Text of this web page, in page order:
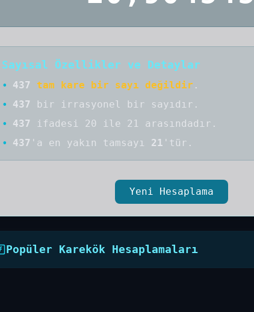
Sayısal Özellikler ve Detaylar
• 437 tam kare bir sayı değildir .
•
437 bir irrasyonel bir sayıdır .
•
437
ifadesi 20 ile 21 arasındadır.
•
437 'a en yakın tamsayı 21 'tür.
Yeni Hesaplama
Popüler Karekök Hesaplamaları